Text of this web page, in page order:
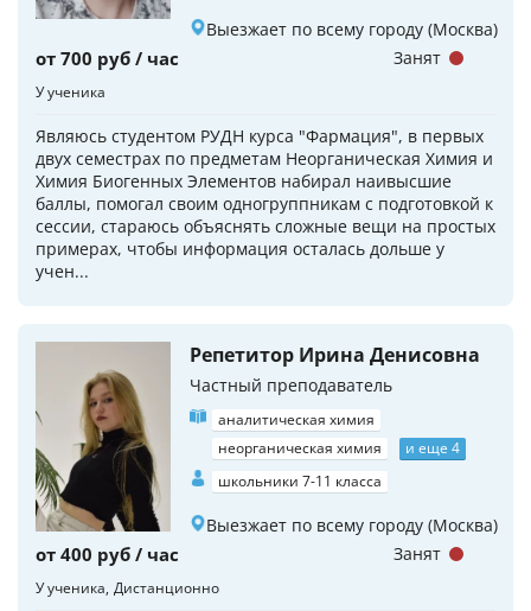
Выезжает по всему городу (Москва)
от 700 руб / час
У ученика
Являюсь студентом РУДН курса "Фармация", в первых
двух семестрах по предметам Неорганическая Химия и
Химия Биогенных Элементов набирал наивысшие
баллы, помогал своим одногруппникам с подготовкой к
сессии, стараюсь объяснять сложные вещи на простых
примерах, чтобы информация осталась дольше у
учен...
Занят
Репетитор Ирина Денисовна
Частный преподаватель
аналитическая химия
неорганическая химия
и еще 4
школьники 7-11 класса
Выезжает по всему городу (Москва)
от 400 руб / час
У ученика Дистанционно
Занят